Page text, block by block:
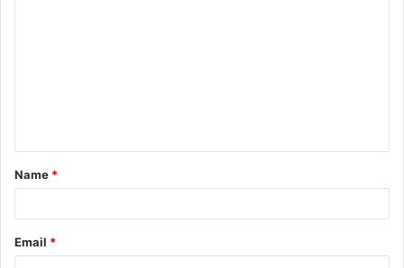
t
*
Name *
Email *